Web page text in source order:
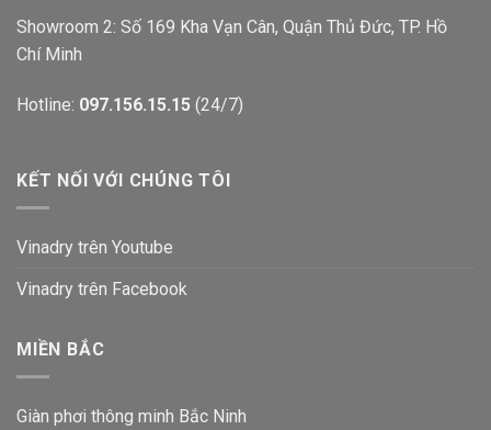
Showroom 2: Số 169 Kha Vạn Cân, Quận Thủ Đức, TP. Hồ
Chí Minh
Hotline: 097.156.15.15 (24/7)
KẾT NỐI VỚI CHÚNG TÔI
Vinadry trên Youtube
Vinadry trên Facebook
MIỀN BẮC
Giàn phơi thông minh Bắc Ninh